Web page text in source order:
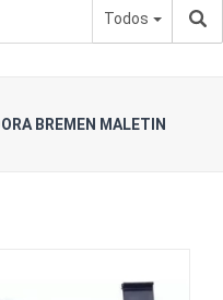
Todos
BREMEN MALETIN